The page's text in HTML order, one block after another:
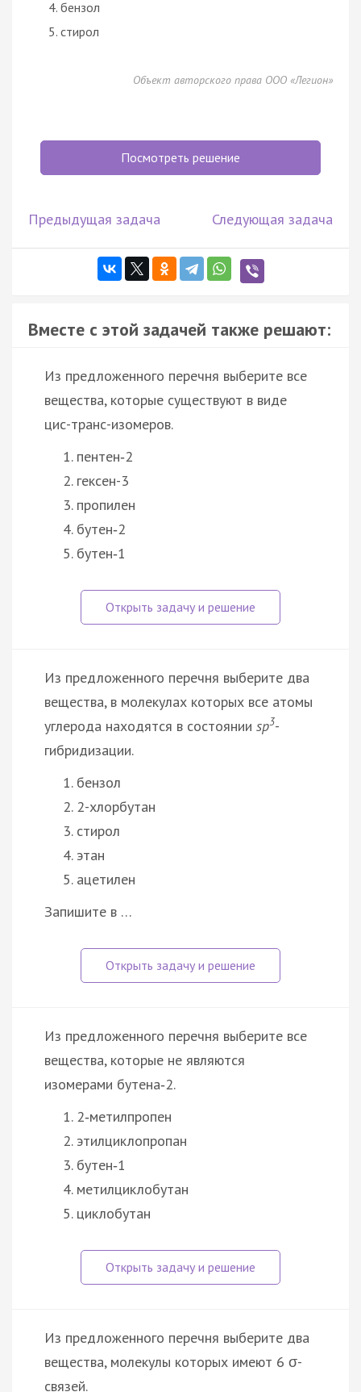
бензол
стирол
Объект авторского права ООО «Легион»
Посмотреть решение
Предыдущая задача Следующая задача
Вместе с этой задачей также решают:
Из предложенного перечня выберите все
вещества, которые существуют в виде
цис-транс-изомеров.
пентен‑2
гексен-3
пропилен
бутен‑2
бутен‑1
Из предложенного перечня выберите два
вещества, в молекулах которых все атомы
углерода находятся в состоянии sp3-
гибридизации.
бензол
2-хлорбутан
стирол
этан
ацетилен
Запишите в …
Из предложенного перечня выберите все
вещества, которые не являются
изомерами бутена‑2.
2‑метилпропен
этилциклопропан
бутен‑1
метилциклобутан
циклобутан
Из предложенного перечня выберите два
вещества, молекулы которых имеют 6 σ-
связей.